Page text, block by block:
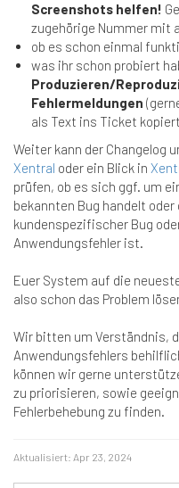
Screenshots helfen!
zugehörige Nummer mit
ob es schon einmal
was ihr schon probiert
Produzieren/
Fehlermeldungen
als Text ins Ticket
Weiter kann der Changelog
Xentral oder ein Blick in
prüfen, ob es sich ggf. um
bekannten Bug handelt oder
kundenspezifischer Bug
Anwendungsfehler ist.
Euer System auf die
also schon das Problem
Wir bitten um Verständnis,
Anwendungsfehlers
können wir gerne
zu priorisieren, sowie
Fehlerbehebung zu finden.
Aktualisiert: Apr 23, 2024